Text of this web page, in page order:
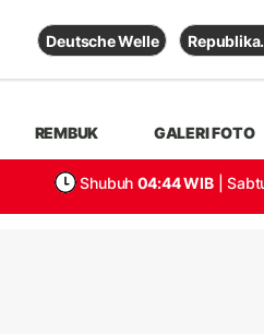
Deutsche Welle
REMBUK GALERI FOTO
Shubuh 04:44 WIB |